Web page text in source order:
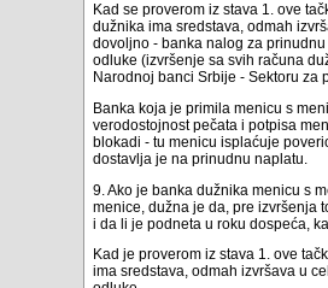
Kad se proverom iz stava 1. ove
dužnika ima sredstava, odmah
dovoljno - banka nalog za
odluke (izvršenje sa svih računa
Narodnoj banci Srbije - Sektoru
Banka koja je primila menicu s
verodostojnost pečata i potpisa
blokadi - tu menicu isplaćuje
dostavlja je na prinudnu naplatu.
9. Ako je banka dužnika menicu s
menice, dužna je da, pre izvršenja
i da li je podneta u roku dospeća,
Kad je proverom iz stava 1. ove
ima sredstava, odmah izvršava u